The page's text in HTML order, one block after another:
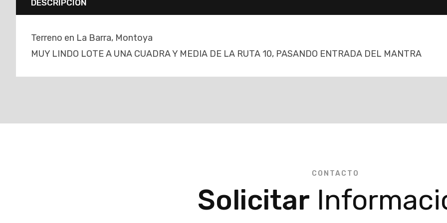
DESCRIPCIÓN
Terreno en La Barra, Montoya
MUY LINDO LOTE A UNA CUADRA Y MEDIA DE LA RUTA 10, PASANDO ENTRADA DEL MANTRA
CONTACTO
Solicitar